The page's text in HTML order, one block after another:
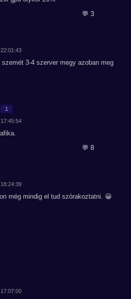
💬 3
3-4 szerver megy azoban meg
1
💬 8
még mindig el tud szórakoztatni. 😀